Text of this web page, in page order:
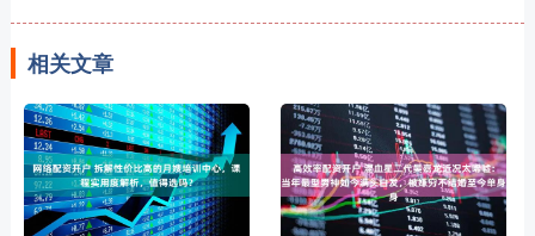
相关文章